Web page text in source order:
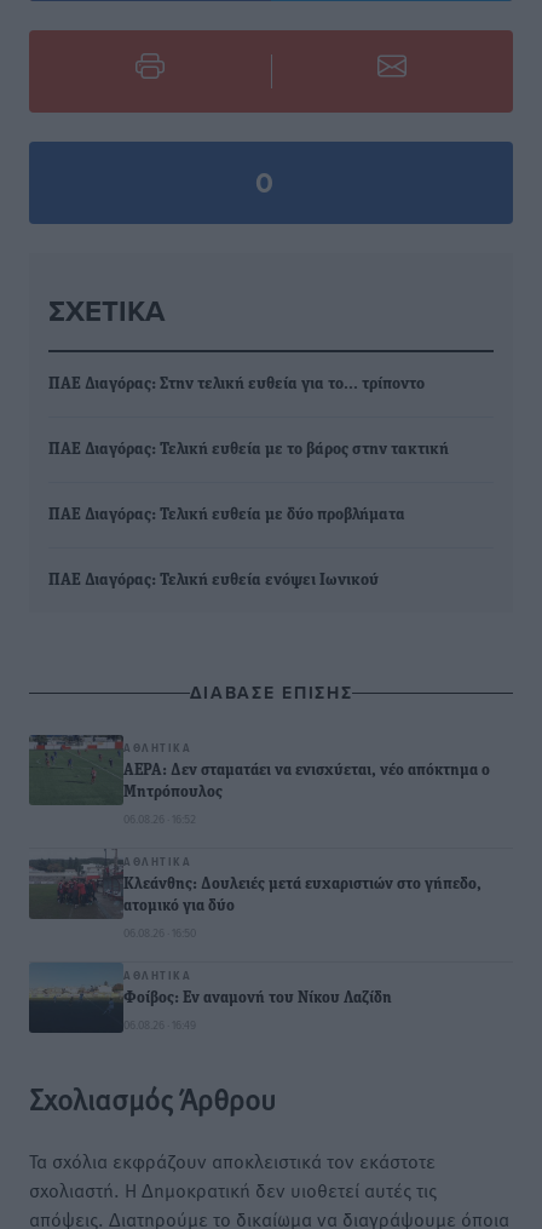
0
ΣΧΕΤΙΚΆ
ΠΑΕ Διαγόρας: Στην τελική ευθεία για το… τρίποντο
ΠΑΕ Διαγόρας: Τελική ευθεία με το βάρος στην τακτική
ΠΑΕ Διαγόρας: Τελική ευθεία με δύο προβλήματα
ΠΑΕ Διαγόρας: Τελική ευθεία ενόψει Ιωνικού
ΔΙΑΒΑΣΕ ΕΠΙΣΗΣ
ΑΘΛΗΤΙΚΆ
ΑΕΡΑ: Δεν σταματάει να ενισχύεται, νέο απόκτημα ο
Μητρόπουλος
06.08.26 · 16:52
ΑΘΛΗΤΙΚΆ
Κλεάνθης: Δουλειές μετά ευχαριστιών στο γήπεδο,
ατομικό για δύο
06.08.26 · 16:50
ΑΘΛΗΤΙΚΆ
Φοίβος: Εν αναμονή του Νίκου Λαζίδη
06.08.26 · 16:49
Σχολιασμός Άρθρου
Τα σχόλια εκφράζουν αποκλειστικά τον εκάστοτε
σχολιαστή. Η Δημοκρατική δεν υιοθετεί αυτές τις
απόψεις. Διατηρούμε το δικαίωμα να διαγράψουμε όποια